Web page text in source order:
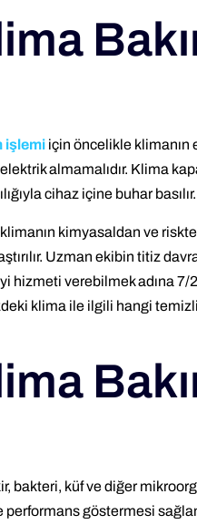
işlemi için öncelikle klimanın
almamalıdır. Klima
cihaz içine buhar basılır.
klimanın kimyasaldan ve
Uzman ekibin titiz
hizmeti verebilmek adına 7/
klima ile ilgili hangi
bakteri, küf ve diğer
performans göstermesi